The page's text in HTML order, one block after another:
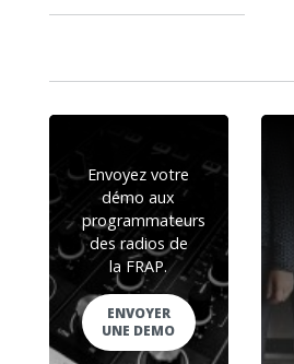
Envoyez votre
démo aux
programmateurs
des radios de
la FRAP.
ENVOYER
UNE DEMO